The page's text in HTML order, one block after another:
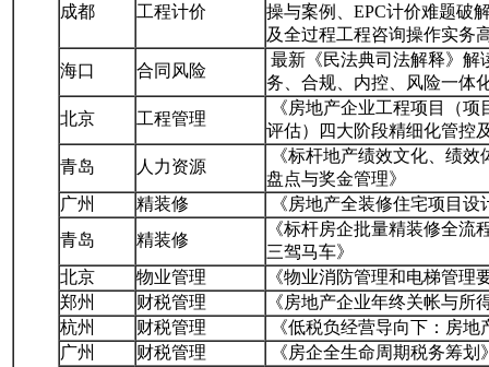
成都 工程计价
操与案例、EPC计价难题破
及全过程工程咨询操作实务
海口
合同风险
最新《民法典司法解释》解
务、合规、内控、风险一体
北京
工程管理
《房地产企业工程项目（
评估）四大阶段精细化管控
青岛
人力资源
《标杆地产绩效文化、绩
盘点与奖金管理》
广州
精装修
《房地产全装修住宅项目
青岛
精装修
《标杆房企批量精装修全
三驾马车》
北京
物业管理
《物业消防管理和电梯管理
郑州
财税管理
《房地产企业年终关帐与
杭州
财税管理
《低税负经营导向下：房地
广州
财税管理
《房企全生命周期税务筹划